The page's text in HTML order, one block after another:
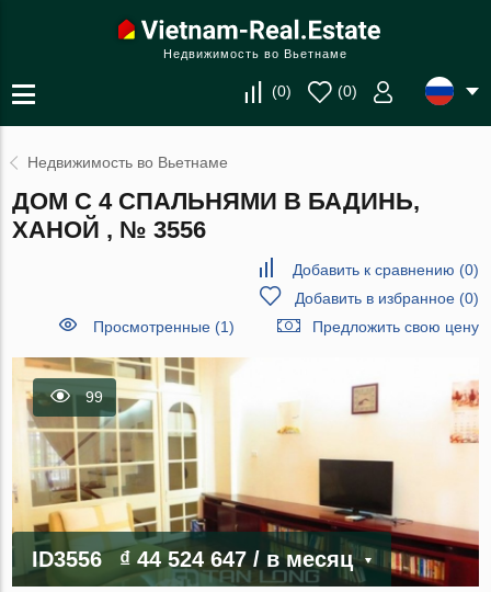
Недвижимость во Вьетнаме
(0) (0)
Недвижимость во Вьетнаме
ДОМ С 4 СПАЛЬНЯМИ В БАДИНЬ,
ХАНОЙ , № 3556
Добавить к сравнению (0)
Добавить в избранное(0)
Просмотренные (1)
Предложить свою цену
99
ID3556 ₫ 44 524 647/ в месяц